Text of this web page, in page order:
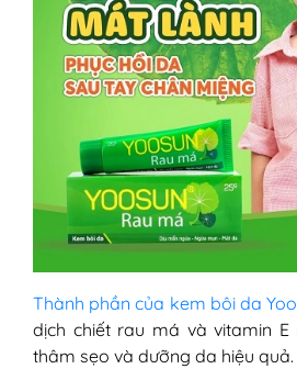
Thành phần của kem bôi da
dịch chiết rau má và vitamin
thâm sẹo và dưỡng da hiệu quả.